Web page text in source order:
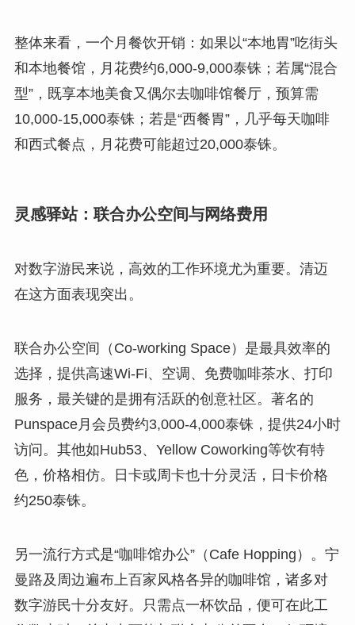
整体来看，一个月餐饮开销：如果以“本地胃”吃街头
和本地餐馆，月花费约6,000-9,000泰铢；若属“混合
型”，既享本地美食又偶尔去咖啡馆餐厅，预算需
10,000-15,000泰铢；若是“西餐胃”，几乎每天咖啡
和西式餐点，月花费可能超过20,000泰铢。
灵感驿站：联合办公空间与网络费用
对数字游民来说，高效的工作环境尤为重要。清迈
在这方面表现突出。
联合办公空间（Co-working Space）是最具效率的
选择，提供高速Wi-Fi、空调、免费咖啡茶水、打印
服务，最关键的是拥有活跃的创意社区。著名的
Punspace月会员费约3,000-4,000泰铢，提供24小时
访问。其他如Hub53、Yellow Coworking等饮有特
色，价格相仿。日卡或周卡也十分灵活，日卡价格
约250泰铢。
另一流行方式是“咖啡馆办公”（Cafe Hopping）。宁
曼路及周边遍布上百家风格各异的咖啡馆，诸多对
数字游民十分友好。只需点一杯饮品，便可在此工